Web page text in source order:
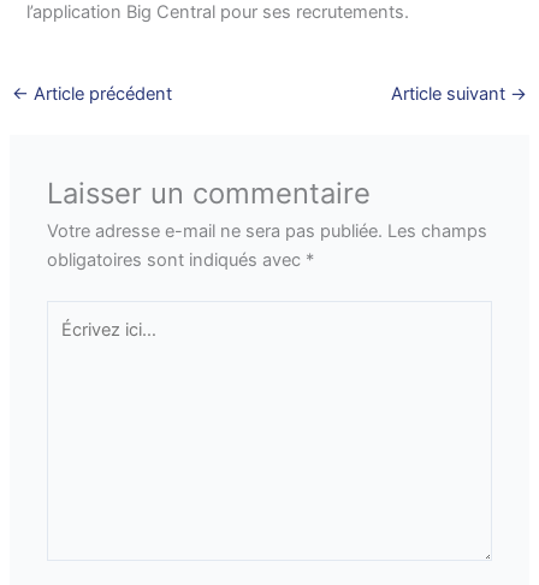
l’application Big Central pour ses recrutements.
← Article précédent Article suivant →
Laisser un commentaire
Votre adresse e-mail ne sera pas publiée. Les champs
obligatoires sont indiqués avec *
Écrivez
ici…